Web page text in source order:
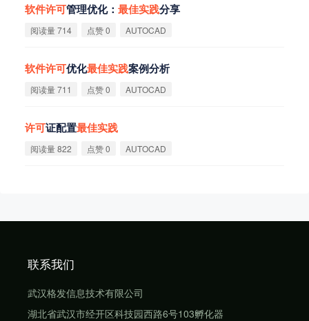
软件许可管理优化： 最佳实践分享
阅读量 714 点赞 0 AUTOCAD
软件许可优化最佳实践案例分析
阅读量 711 点赞 0 AUTOCAD
许可证配置最佳实践
阅读量 822 点赞 0 AUTOCAD
联系我们
武汉格发信息技术有限公司
湖北省武汉市经开区科技园西路6号103孵化器